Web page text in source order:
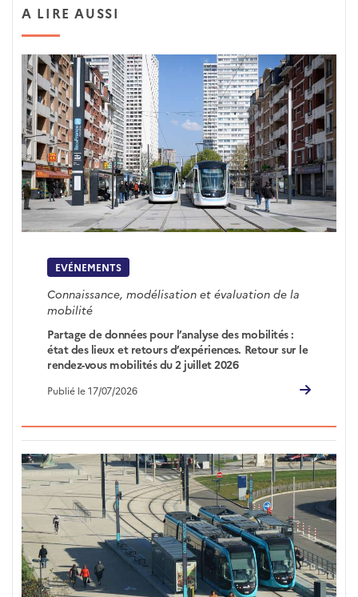
A LIRE AUSSI
EVÉNEMENTS
Connaissance, modélisation et évaluation de la
mobilité
Partage de données pour l’analyse des mobilités :
état des lieux et retours d’expériences. Retour sur le
rendez-vous mobilités du 2 juillet 2026
Publié le 17/07/2026